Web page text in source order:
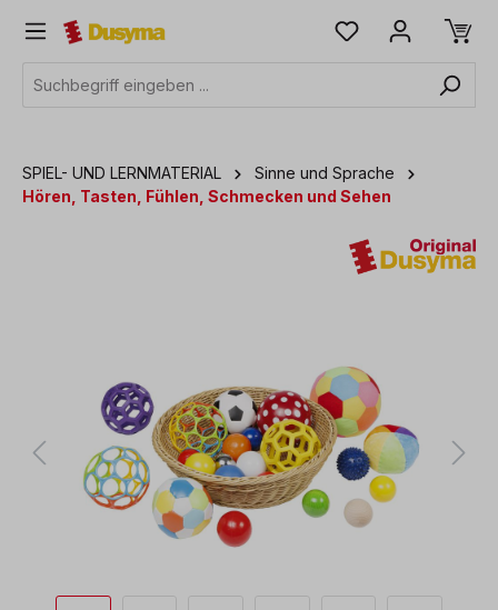
springen
SPIEL- UND LERNMATERIAL
Sinne und Sprache
Hören, Tasten, Fühlen, Schmecken und Sehen